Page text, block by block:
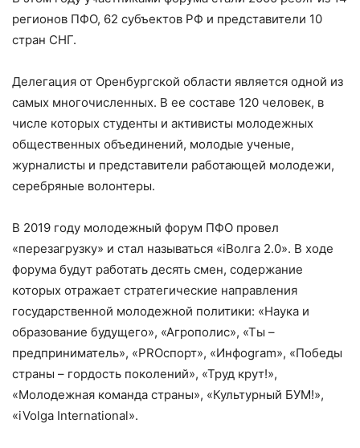
регионов ПФО, 62 субъектов РФ и представители 10
стран СНГ.
Делегация от Оренбургской области является одной из
самых многочисленных. В ее составе 120 человек, в
числе которых студенты и активисты молодежных
общественных объединений, молодые ученые,
журналисты и представители работающей молодежи,
серебряные волонтеры.
В 2019 году молодежный форум ПФО провел
«перезагрузку» и стал называться «iВолга 2.0». В ходе
форума будут работать десять смен, содержание
которых отражает стратегические направления
государственной молодежной политики: «Наука и
образование будущего», «Агрополис», «Ты –
предприниматель», «PROспорт», «Инфоgram», «Победы
страны – гордость поколений», «Труд крут!»,
«Молодежная команда страны», «Культурный БУМ!»,
«iVolga International».